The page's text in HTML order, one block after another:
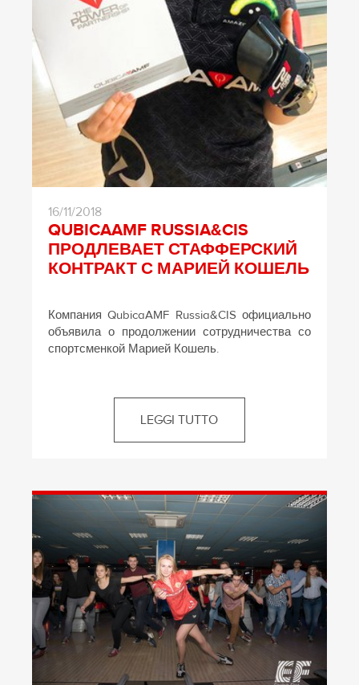
16/11/2018
QUBICAAMF RUSSIA&CIS
ПРОДЛЕВАЕТ СТАФФЕРСКИЙ
КОНТРАКТ С МАРИЕЙ КОШЕЛЬ
Компания QubicaAMF Russia&CIS официально
объявила о продолжении сотрудничества со
спортсменкой Марией Кошель.
LEGGI TUTTO